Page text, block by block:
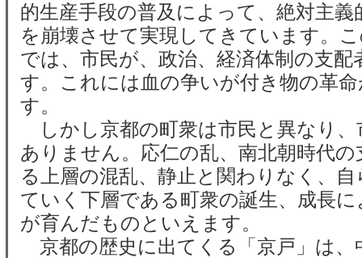
的生産手段の普及によって、絶対主義
を崩壊させて実現してきています。
では、市民が、政治、経済体制の支配
す。これには血の争いが付き物の革
す。
しかし京都の町衆は市民と異なり、
ありません。応仁の乱、南北朝時代の
る上層の混乱、静止と関わりなく、
ていく下層である町衆の誕生、成長
が育んだものといえます。
京都の歴史に出てくる「京戸」は、